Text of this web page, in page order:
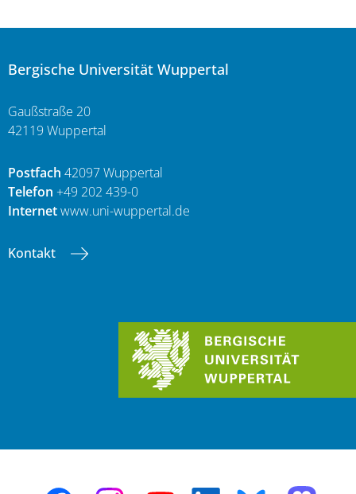
Bergische Universität Wuppertal
Gaußstraße 20
42119 Wuppertal
Postfach 42097 Wuppertal
Telefon +49 202 439-0
Internetwww.uni-wuppertal.de
Kontakt